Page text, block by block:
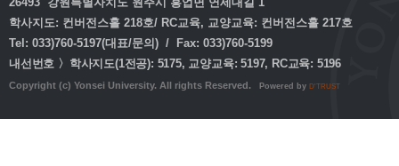
학사지도: 컨버전스홀 218호/ RC교육, 교양교육: 컨버전스홀 217호
Tel: 033)760-5197(대표/문의) / Fax: 033)760-5199
내선번호 〉학사지도(1전공): 5175, 교양교육: 5197, RC교육: 5196
Copyright (c) Yonsei University. All rights Reserved. Powered by D'TRUST